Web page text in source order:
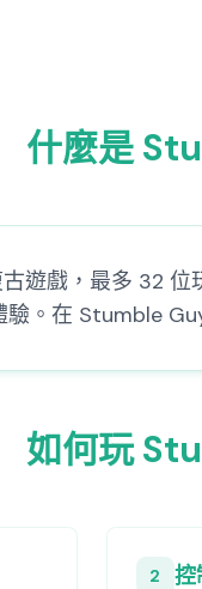
什麼是
遊戲，最多 32
。在 Stumble
如何玩
2 控